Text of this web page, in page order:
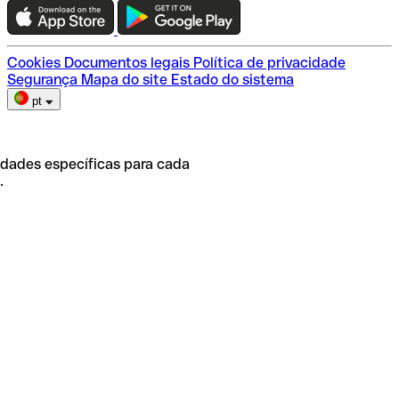
Escolha do plano
Cookies Documentos legais Política de privacidade
Segurança Mapa do site Estado do sistema
pt
específicas para cada